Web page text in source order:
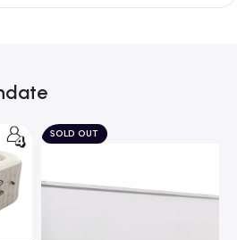
SOLD OUT